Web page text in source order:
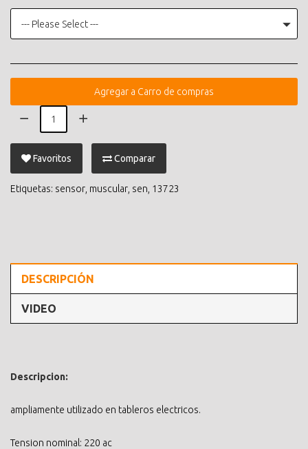
--- Please Select ---
Agregar a Carro de compras
Favoritos Comparar
Etiquetas: sensor muscular sen 13723
DESCRIPCIÓN
VIDEO
Descripcion:
ampliamente utilizado en tableros electricos.
Tension nominal: 220 ac